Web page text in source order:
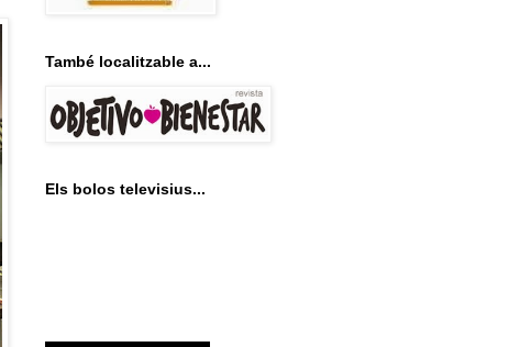
També localitzable a...
Els bolos televisius...